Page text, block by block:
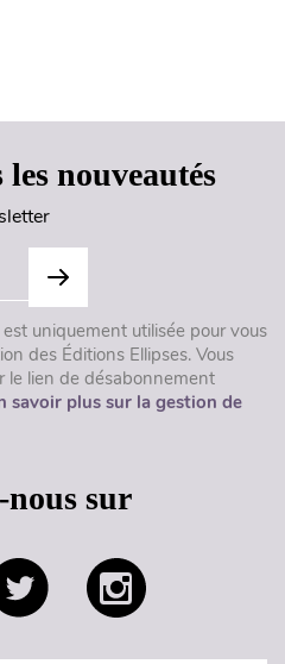
nouveautés
uniquement utilisée pour vous
des Éditions Ellipses. Vous
le lien de désabonnement
savoir plus sur la gestion de
nous sur